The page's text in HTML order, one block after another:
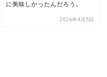
に美味しかったんだろう。
2026年4月5日